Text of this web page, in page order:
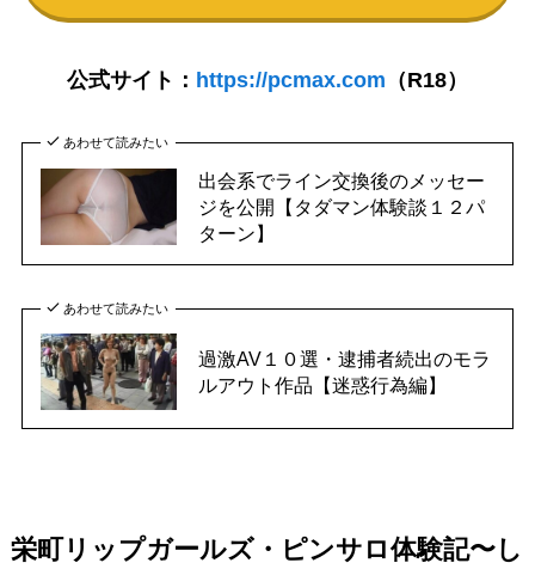
公式サイト： https://pcmax.com （R18）
あわせて読みたい
出会系でライン交換後のメッセー
ジを公開【タダマン体験談１２パ
ターン】
あわせて読みたい
過激AV１０選・逮捕者続出のモラ
ルアウト作品【迷惑行為編】
栄町リップガールズ・ピンサロ体験記〜し